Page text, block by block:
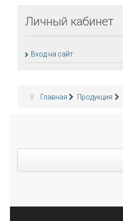
Личный кабинет
Вход на сайт
Главная Продукция